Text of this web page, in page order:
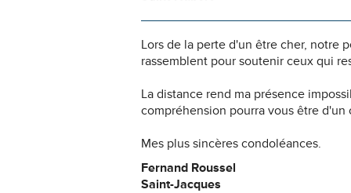
Lors de la perte d'un être cher, notre
rassemblent pour soutenir ceux qui
La distance rend ma présence
compréhension pourra vous être d'un
Mes plus sincères condoléances.
Fernand Roussel
Saint-Jacques